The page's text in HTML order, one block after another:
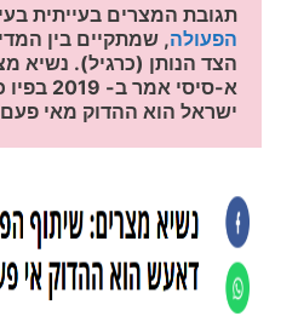
תגובת המצרים בעייתית
הפעולה
א-סיסי אמר ב- 2019 בפיו כי
ישראל הוא ההדוק מאי